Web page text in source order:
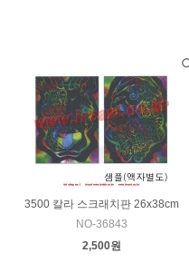
3500 칼라 스크래치판 26x38cm
NO-36843
2,500원